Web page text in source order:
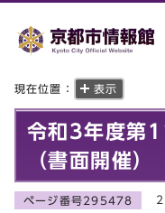
現在位置： 表示
令和3年度第
（書面開催）
ページ番号295478